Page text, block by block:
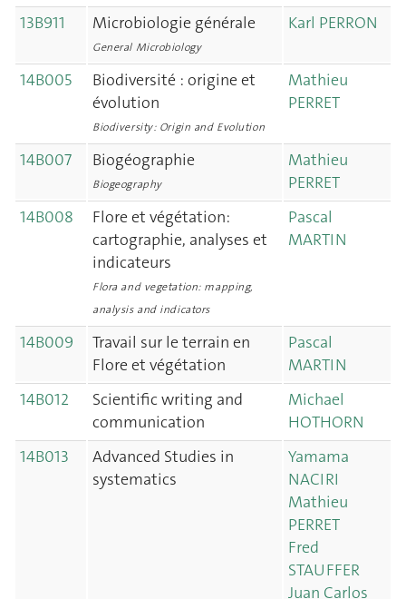
13B911
Microbiologie générale
General Microbiology
Karl PERRON
14B005
Biodiversité : origine et
évolution
Biodiversity: Origin and Evolution
Mathieu
PERRET
14B007 Biogéographie
Biogeography
Mathieu
PERRET
14B008
Flore et végétation:
cartographie, analyses et
indicateurs
Flora and vegetation: mapping,
analysis and indicators
Pascal
MARTIN
14B009
Travail sur le terrain en
Flore et végétation
Pascal
MARTIN
14B012
Scientific writing and
communication
Michael
HOTHORN
14B013
Advanced Studies in
systematics
Yamama
NACIRI
Mathieu
PERRET
Fred
STAUFFER
Juan Carlos